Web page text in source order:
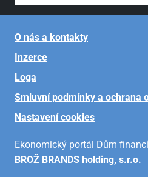
O nás a kontakty
Inzerce
Loga
Smluvní podmínky a ochrana
Nastavení cookies
Ekonomický portál Dům
BROŽ BRANDS holding, s.r.o.